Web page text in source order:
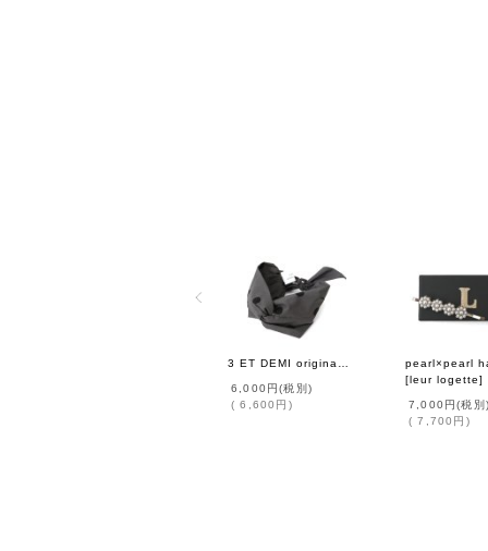
3 ET DEMI original dot hairturban
6,000円(税別)
( 6,600円 )
[ leur logette]
7,000円(税別)
( 7,700円 )